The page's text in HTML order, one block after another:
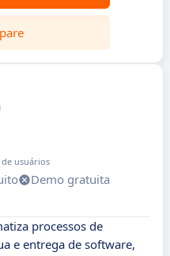
de usuários
Demo gratuita
processos de
e entrega de software,